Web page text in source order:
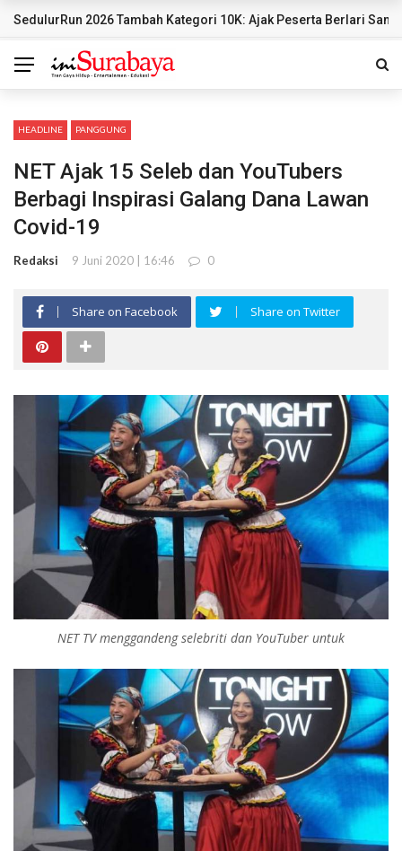
BREAKING NEWS
Siapa Pantas Memimpin KBS? Pemkot Surabaya Uji 24 Calon
HEADLINE PANGGUNG
NET Ajak 15 Seleb dan YouTubers
Berbagi Inspirasi Galang Dana Lawan
Covid-19
Redaksi 9 Juni 2020 | 16:46 0
Share on Facebook Share on Twitter
NET TV menggandeng selebriti dan YouTuber untuk